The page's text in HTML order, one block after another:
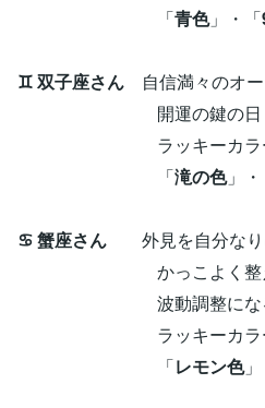
「青色」・「
♊ 双子座さん 自信満々のオ
開運の鍵の日
ラッキーカラー・
「滝の色」
♋ 蟹座さん 外見を自分なり
かっこよく整え
波動調整にな
ラッキーカラー・
「レモン色